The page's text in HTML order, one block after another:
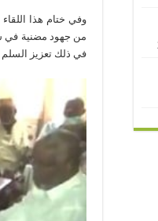
وفي ختام هذا
من جهود مضنية في
في ذلك تعزيز السلم